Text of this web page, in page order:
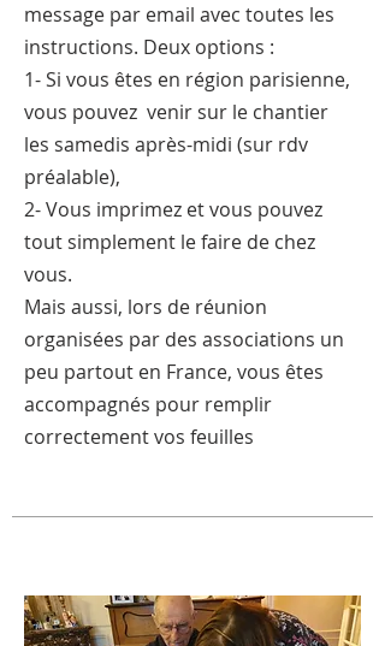
message par email avec toutes les
instructions. Deux options :
1- Si vous êtes en région parisienne,
vous pouvez venir sur le chantier
les samedis après-midi (sur rdv
préalable),
2- Vous imprimez et vous pouvez
tout simplement le faire de chez
vous.
Mais aussi, lors de réunion
organisées par des associations un
peu partout en France, vous êtes
accompagnés pour remplir
correctement vos feuilles